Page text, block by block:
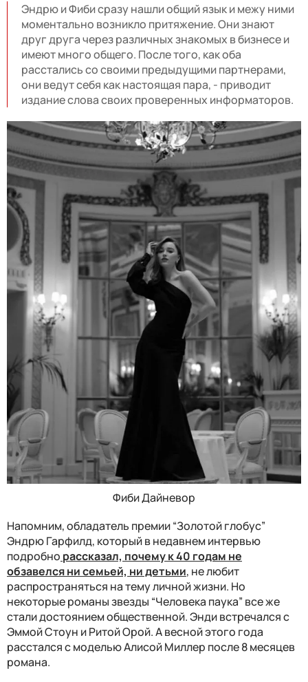
Эндрю и Фиби сразу нашли общий язык и межу ними
моментально возникло притяжение. Они знают
друг друга через различных знакомых в бизнесе и
имеют много общего. После того, как оба
расстались со своими предыдущими партнерами,
они ведут себя как настоящая пара, - приводит
издание слова своих проверенных информаторов.
Фиби Дайневор
Напомним, обладатель премии “Золотой глобус”
Эндрю Гарфилд, который в недавнем интервью
подробно рассказал, почему к 40 годам не
обзавелся ни семьей, ни детьми, не любит
распространяться на тему личной жизни. Но
некоторые романы звезды “Человека паука” все же
стали достоянием общественной. Энди встречался с
Эммой Стоун и Ритой Орой. А весной этого года
расстался с моделью Алисой Миллер после 8 месяцев
романа.